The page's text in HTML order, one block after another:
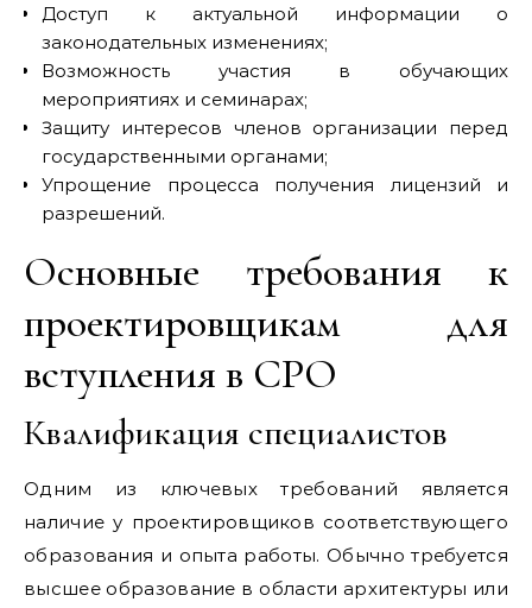
Доступ к актуальной информации о
законодательных изменениях;
Возможность участия в обучающих
мероприятиях и семинарах;
Защиту интересов членов организации перед
государственными органами;
Упрощение процесса получения лицензий и
разрешений.
Основные требования к
проектировщикам для
вступления в СРО
Квалификация специалистов
Одним из ключевых требований является
наличие у проектировщиков соответствующего
образования и опыта работы. Обычно требуется
высшее образование в области архитектуры или